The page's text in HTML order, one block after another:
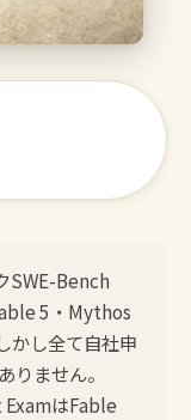
SWE-Bench
5・Mythos
かし全て自社申
りません。
はFable